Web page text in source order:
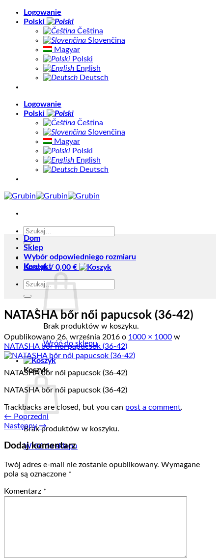
Skip
Logowanie
Polski
Čeština
Slovenčina
Magyar
Polski
English
Deutsch
Logowanie
Polski
Čeština
Slovenčina
Magyar
Polski
English
Deutsch
Szukaj:
Koszyk / 0,00 €
Brak produktów w koszyku.
Wróć do sklepu
Koszyk
Brak produktów w koszyku.
Wróć do sklepu
Dom
Sklep
Wybór odpowiedniego rozmiaru
Kontakt
Szukaj:
NATASHA bőr női papucsok (36-42)
Opublikowano 26. września 2016 o 1000 × 1000 w
NATASHA bőr női papucsok (36-42)
NATASHA bőr női papucsok (36-42)
NATASHA bőr női papucsok (36-42)
Trackbacks are closed, but you can post a comment.
← Poprzedni
Następny→
Dodaj komentarz
Twój adres e-mail nie zostanie opublikowany. Wymagane
pola są oznaczone *
Komentarz *